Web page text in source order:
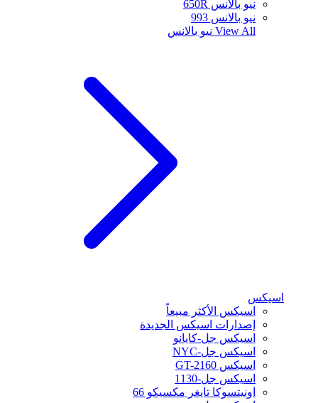
نيو بالانس 650R
نيو بالانس 993
View All نيو بالانس
اسيكس
اسيكس الأكثر مبيعاً
إصدارات اسيكس الجديدة
اسيكس جل-كايانو
اسيكس جل-NYC
اسيكس GT-2160
اسيكس جل-1130
اونيتسوكا تايغر مكسيكو 66